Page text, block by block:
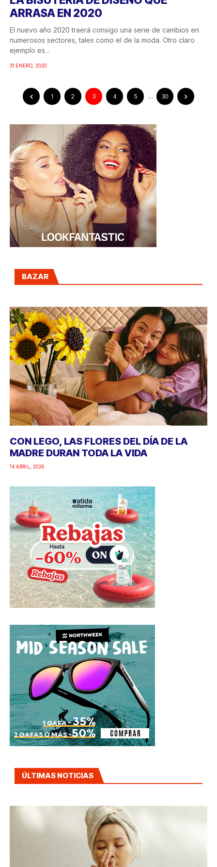
ARRASA EN 2020
El nuevo año 2020 traerá consigo una serie de cambios en
numerosos sectores, tales como el de la moda. Otro claro
ejemplo es...
31 ENERO, 2020
1 2 3 4 5 … 30
BAZAR
CON LEGO, LAS FLORES DEL DÍA DE LA
MADRE DURAN TODA LA VIDA
14 ABRIL, 2026
ÚLTIMAS NOTICIAS